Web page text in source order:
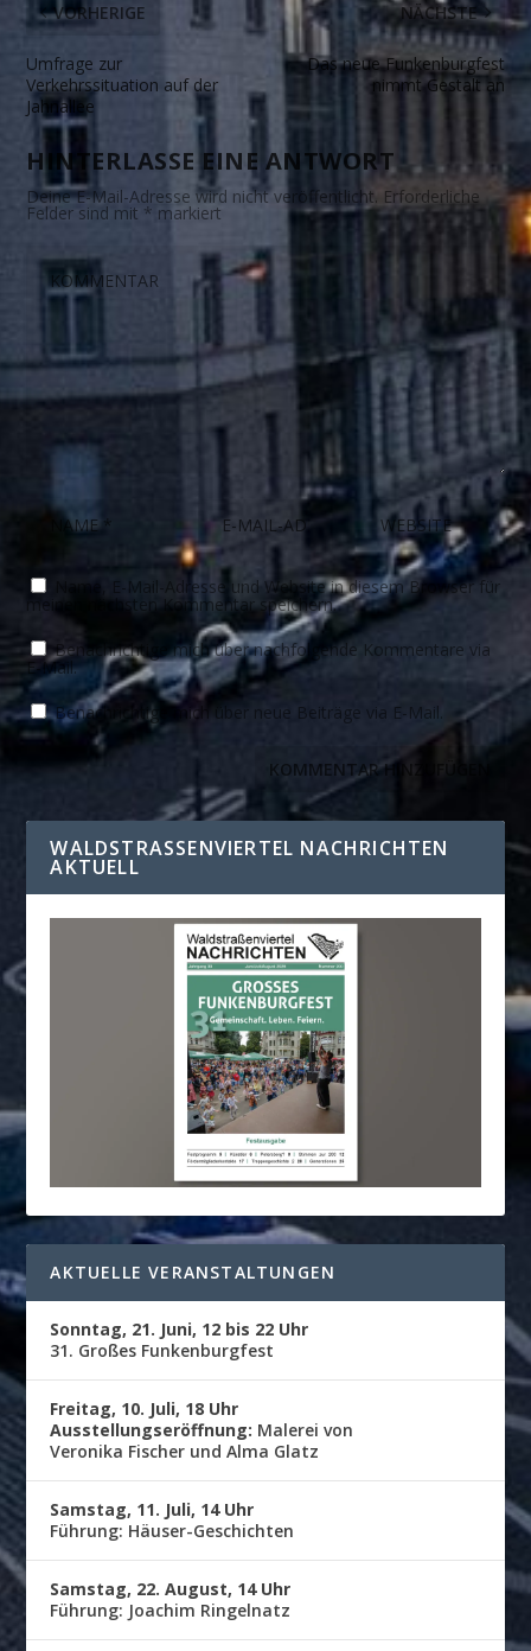
VORHERIGE
Umfrage zur
Verkehrssituation auf der
Jahnallee
NÄCHSTE
Das neue Funkenburgfest
nimmt Gestalt an
HINTERLASSE EINE ANTWORT
Deine E-Mail-Adresse wird nicht veröffentlicht. Erforderliche
Felder sind mit * markiert
Name, E-Mail-Adresse und Website in diesem Browser für
meinen nächsten Kommentar speichern.
Benachrichtige mich über nachfolgende Kommentare via
E-Mail.
Benachrichtige mich über neue Beiträge via E-Mail.
WALDSTRASSENVIERTEL NACHRICHTEN A
KTUELL
AKTUELLE VERANSTALTUNGEN
Sonntag, 21. Juni, 12 bis 22 Uhr
31. Großes Funkenburgfest
Freitag, 10. Juli, 18 Uhr
Ausstellungseröffnung: Malerei von
Veronika Fischer und Alma Glatz
Samstag, 11. Juli, 14 Uhr
Führung: Häuser-Geschichten
Samstag, 22. August, 14 Uhr
Führung: Joachim Ringelnatz